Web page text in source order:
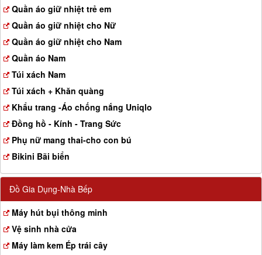
Quần áo giữ nhiệt trẻ em
Quần áo giữ nhiệt cho Nữ
Quần áo giữ nhiệt cho Nam
Quần áo Nam
Túi xách Nam
Túi xách + Khăn quàng
Khẩu trang -Áo chống nắng Uniqlo
Đồng hồ - Kính - Trang Sức
Phụ nữ mang thai-cho con bú
Bikini Bãi biển
Đồ Gia Dụng-Nhà Bếp
Máy hút bụi thông minh
Vệ sinh nhà cửa
Máy làm kem Ép trái cây